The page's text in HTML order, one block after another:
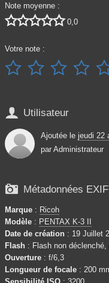
Note moyenne :
 0,0
Votre note :
   
 Utilisateur
Ajoutée le jeudi 22
par Administrateur
 Métadonnées EXIF
Marque : Ricoh
Modèle : PENTAX K-3 II
Date de création : 19 Juillet
Flash : Flash non déclenché,
Ouverture : f/6,3
Longueur de focale : 200